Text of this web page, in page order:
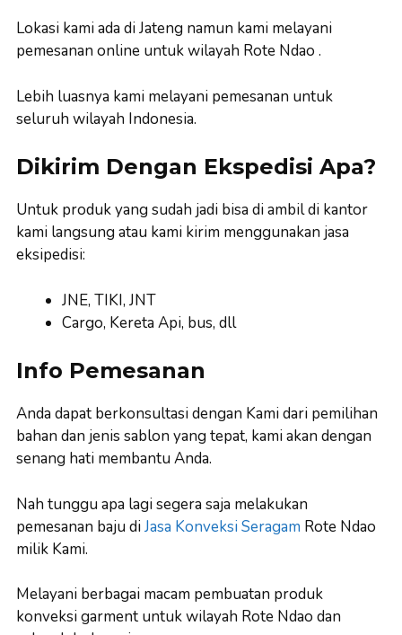
Lokasi kami ada di Jateng namun kami melayani
pemesanan online untuk wilayah Rote Ndao .
Lebih luasnya kami melayani pemesanan untuk
seluruh wilayah Indonesia.
Dikirim Dengan Ekspedisi Apa?
Untuk produk yang sudah jadi bisa di ambil di kantor
kami langsung atau kami kirim menggunakan jasa
eksipedisi:
JNE, TIKI, JNT
Cargo, Kereta Api, bus, dll
Info Pemesanan
Anda dapat berkonsultasi dengan Kami dari pemilihan
bahan dan jenis sablon yang tepat, kami akan dengan
senang hati membantu Anda.
Nah tunggu apa lagi segera saja melakukan
pemesanan baju diJasa Konveksi Seragam Rote Ndao
milik Kami.
Melayani berbagai macam pembuatan produk
konveksi garment untuk wilayah Rote Ndao dan